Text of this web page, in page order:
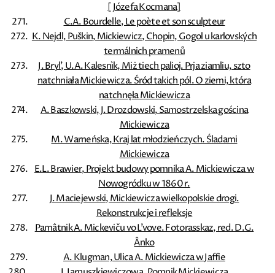
[Józefa Kocmana]
C.A. Bourdelle, Le poète et son sculpteur
K. Nejdl, Puškin, Mickiewicz, Chopin, Gogol u karlovských
termálnich pramenů
J. Bryl', U.A. Kalesnìk, Miż tiech palioj. Prja ziamliu, szto
natchniała Mickiewicza. Śród takich pól. O ziemi, która
natchnęła Mickiewicza
A. Baszkowski, J. Drozdowski, Samostrzelska gościna
Mickiewicza
M. Warneńska, Kraj lat młodzieńczych. Śladami
Mickiewicza
E.L. Brawier, Projekt budowy pomnika A. Mickiewicza w
Nowogródku w 1860 r.
J. Maciejewski, Mickiewicza wielkopolskie drogi.
Rekonstrukcje i refleksje
Pamâtnik A. Mickeviču vo L'vove. Fotorasskaz, red. D.G.
Ânko
A. Klugman, Ulica A. Mickiewicza w Jaffie